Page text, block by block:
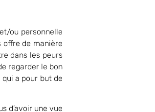
ou personnelle
de manière
dans les peurs
regarder le bon
a pour but de
d’avoir une vue